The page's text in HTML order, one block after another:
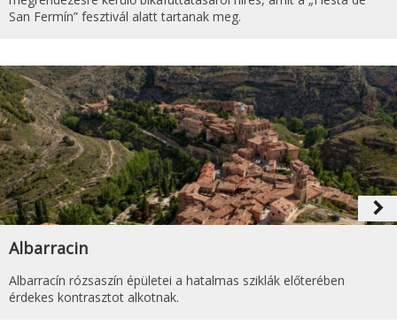
San Fermín” fesztivál alatt tartanak meg.
navigate_next
Albarracin
Albarracín rózsaszín épületei a hatalmas sziklák előterében
érdekes kontrasztot alkotnak.